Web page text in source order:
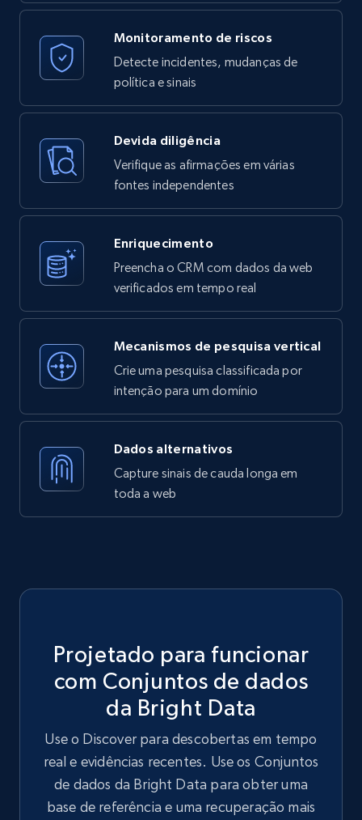
Monitoramento de riscos
Detecte incidentes, mudanças de
política e sinais
Devida diligência
Verifique as afirmações em várias
fontes independentes
Enriquecimento
Preencha o CRM com dados da web
verificados em tempo real
Mecanismos de pesquisa vertical
Crie uma pesquisa classificada por
intenção para um domínio
Dados alternativos
Capture sinais de cauda longa em
toda a web
Projetado para funcionar
com Conjuntos de dados
da Bright Data
Use o Discover para descobertas em tempo
real e evidências recentes. Use os Conjuntos
de dados da Bright Data para obter uma
base de referência e uma recuperação mais